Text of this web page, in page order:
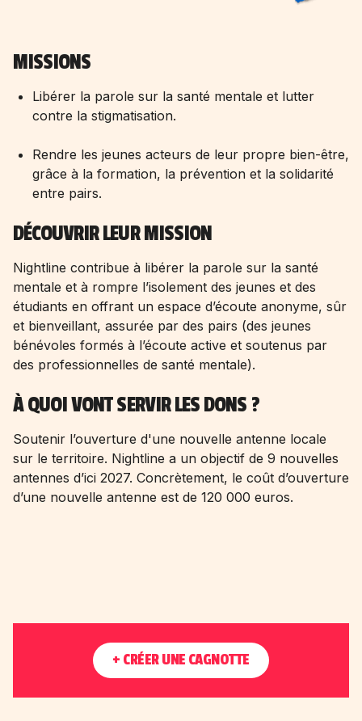
MISSIONS
Libérer la parole sur la santé mentale et lutter
contre la stigmatisation.
Rendre les jeunes acteurs de leur propre bien-être,
grâce à la formation, la prévention et la solidarité
entre pairs.
DÉCOUVRIR LEUR MISSION
Nightline contribue à libérer la parole sur la santé
mentale et à rompre l’isolement des jeunes et des
étudiants en offrant un espace d’écoute anonyme, sûr
et bienveillant, assurée par des pairs (des jeunes
bénévoles formés à l’écoute active et soutenus par
des professionnelles de santé mentale).
À QUOI VONT SERVIR LES DONS ?
Soutenir l’ouverture d'une nouvelle antenne locale
sur le territoire. Nightline a un objectif de 9 nouvelles
antennes d’ici 2027. Concrètement, le coût d’ouverture
d’une nouvelle antenne est de 120 000 euros.
+ CRÉER UNE CAGNOTTE